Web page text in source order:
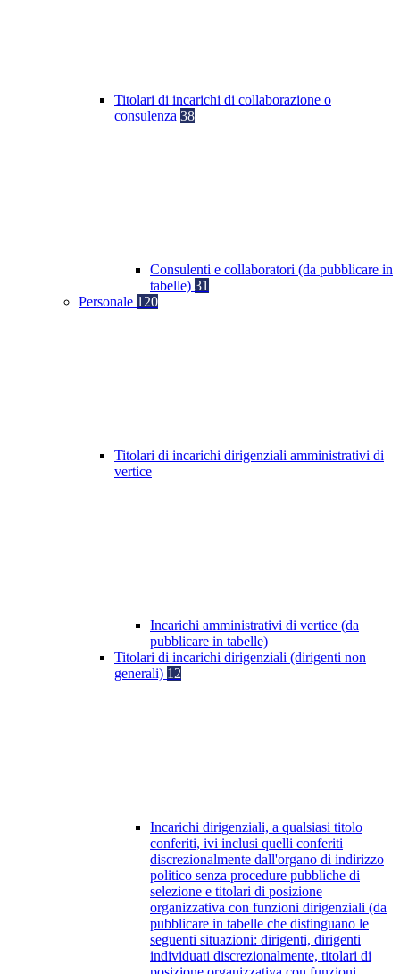
Titolari di incarichi di collaborazione o
consulenza 38
Consulenti e collaboratori (da pubblicare in
tabelle) 31
Personale 120
Titolari di incarichi dirigenziali amministrativi di
vertice
Incarichi amministrativi di vertice (da
pubblicare in tabelle)
Titolari di incarichi dirigenziali (dirigenti non
generali) 12
Incarichi dirigenziali, a qualsiasi titolo
conferiti, ivi inclusi quelli conferiti
discrezionalmente dall'organo di indirizzo
politico senza procedure pubbliche di
selezione e titolari di posizione
organizzativa con funzioni dirigenziali (da
pubblicare in tabelle che distinguano le
seguenti situazioni: dirigenti, dirigenti
individuati discrezionalmente, titolari di